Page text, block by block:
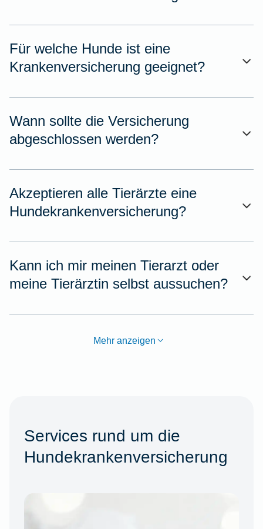
Für welche Hunde ist eine
Krankenversicherung geeignet?
Wann sollte die Versicherung
abgeschlossen werden?
Akzeptieren alle Tierärzte eine
Hundekrankenversicherung?
Kann ich mir meinen Tierarzt oder
meine Tierärztin selbst aussuchen?
Mehr anzeigen
Services rund um die
Hundekrankenversicherung